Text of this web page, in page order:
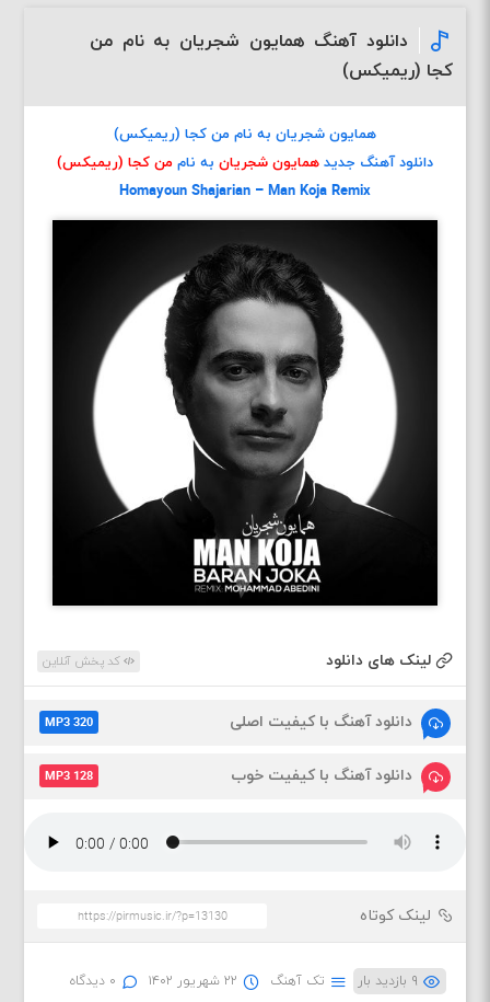
دانلود آهنگ همایون شجریان به نام من
کجا (ریمیکس)
همایون شجریان به نام من کجا (ریمیکس)
دانلود آهنگ جدید همایون شجریان به نام من کجا (ریمیکس)
Homayoun Shajarian – Man Koja Remix
لینک های دانلود کد پخش آنلاین
دانلود آهنگ با کیفیت اصلی MP3 320
دانلود آهنگ با کیفیت خوب MP3 128
لینک کوتاه
۹ بازدید بار تک آهنگ ۲۲ شهریور ۱۴۰۲ ۰ دیدگاه